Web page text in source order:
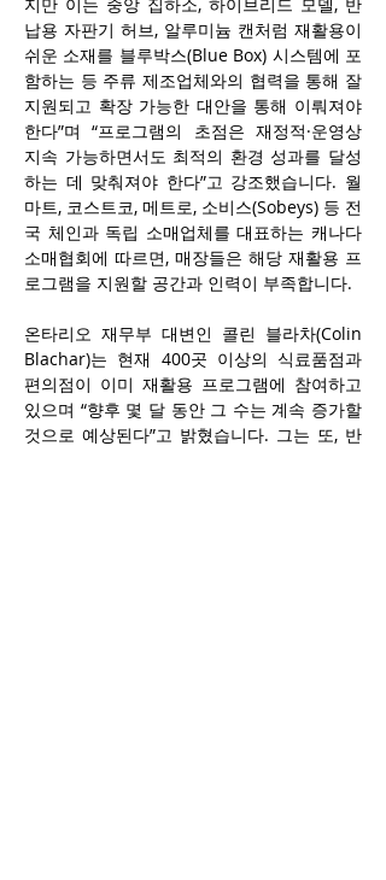
납용 자판기 허브, 알루미늄 캔처럼 재활용이
쉬운 소재를 블루박스(Blue Box) 시스템에 포
함하는 등 주류 제조업체와의 협력을 통해 잘
지원되고 확장 가능한 대안을 통해 이뤄져야
한다”며 “프로그램의 초점은 재정적·운영상
지속 가능하면서도 최적의 환경 성과를 달성
하는 데 맞춰져야 한다”고 강조했습니다. 월
마트, 코스트코, 메트로, 소비스(Sobeys) 등 전
국 체인과 독립 소매업체를 대표하는 캐나다
소매협회에 따르면, 매장들은 해당 재활용 프
로그램을 지원할 공간과 인력이 부족합니다.
온타리오 재무부 대변인 콜린 블라차(Colin
Blachar)는 현재 400곳 이상의 식료품점과
편의점이 이미 재활용 프로그램에 참여하고
있으며 “향후 몇 달 동안 그 수는 계속 증가할
것으로 예상된다”고 밝혔습니다. 그는 또, 반